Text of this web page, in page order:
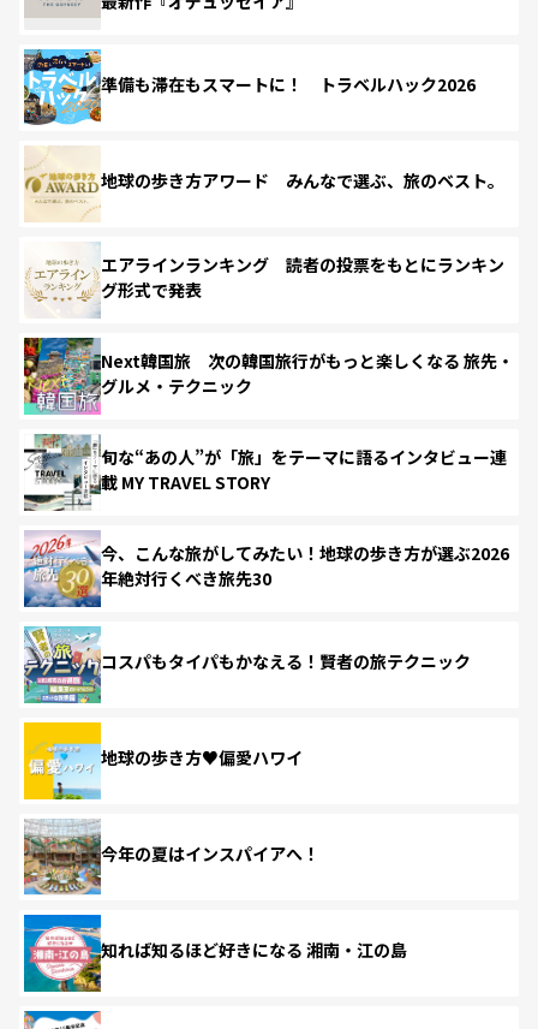
準備も滞在もスマートに！ トラベルハック2026
地球の歩き方アワード みんなで選ぶ、旅のベスト。
エアラインランキング 読者の投票をもとにランキン
グ形式で発表
Next韓国旅 次の韓国旅行がもっと楽しくなる 旅先・
グルメ・テクニック
旬な“あの人”が「旅」をテーマに語るインタビュー連
載 MY TRAVEL STORY
今、こんな旅がしてみたい！地球の歩き方が選ぶ2026
年絶対行くべき旅先30
コスパもタイパもかなえる！賢者の旅テクニック
地球の歩き方♥偏愛ハワイ
今年の夏はインスパイアへ！
知れば知るほど好きになる 湘南・江の島